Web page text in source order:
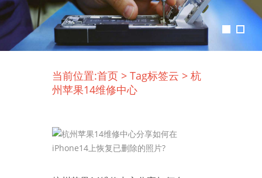
当前位置:首页 > Tag标签云 > 杭
州苹果14维修中心